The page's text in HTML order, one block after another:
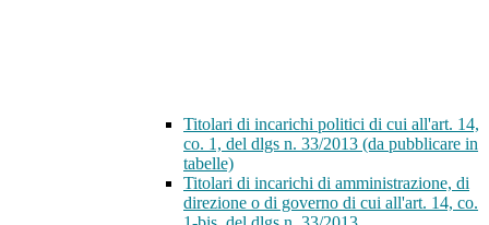
Titolari di incarichi politici di cui all'art. 14,
co. 1, del dlgs n. 33/2013 (da pubblicare in
tabelle)
Titolari di incarichi di amministrazione, di
direzione o di governo di cui all'art. 14, co.